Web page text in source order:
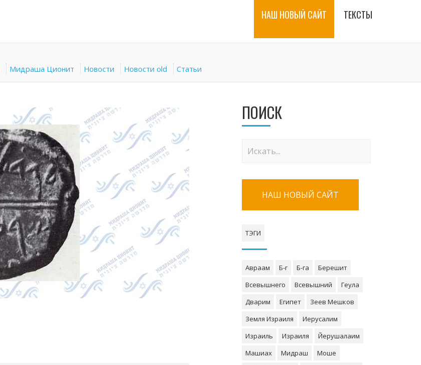
НАШ НОВЫЙ САЙТ ТЕКСТЫ
Мидраша Ционит Новости Новости old Статьи
ПОИСК
НАШ НОВЫЙ САЙТ
ТЭГИ
Авраам Б-г Б-га
Берешит
Всевышнего
Всевышний
Геула
Дварим
Египет
Зеев Мешков
Земля Израиля
Иерусалим
Израиль
Израиля
Йерушалаим
Машиах
Мидраш
Моше